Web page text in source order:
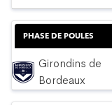
PHASE DE POULES
Girondins de
Bordeaux